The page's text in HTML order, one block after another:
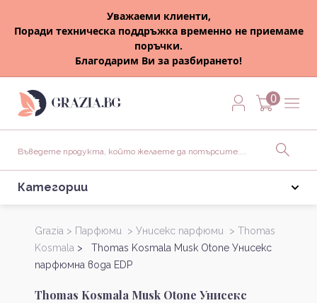
Уважаеми клиенти,
Поради техническа поддръжка временно не приемаме
поръчки.
Благодарим Ви за разбирането!
0
Категории
Grazia > Парфюми > Унисекс парфюми > Thomas
Kosmala > Thomas Kosmala Musk Otone Унисекс
парфюмна вода EDP
Thomas Kosmala Musk Otone Унисекс